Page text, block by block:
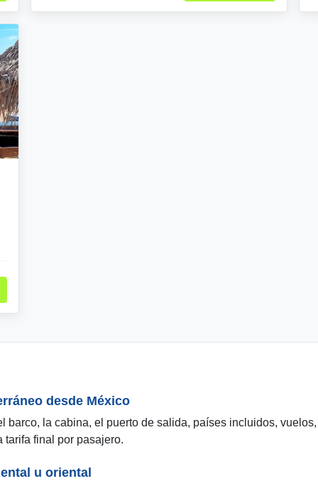
desde México
barco, la cabina, el puerto de salida, países incluidos,
tarifa final por pasajero.
u oriental